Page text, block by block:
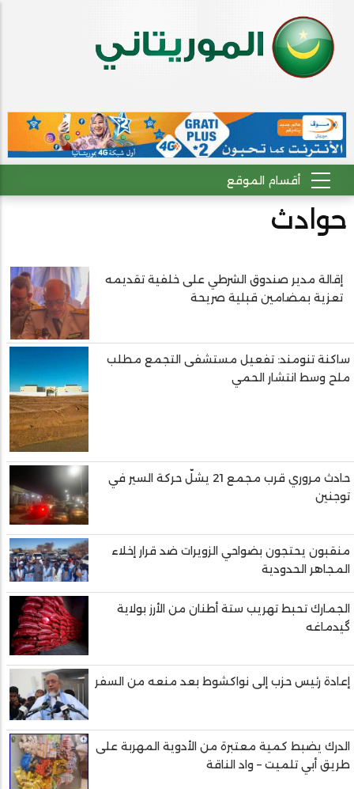
حوادث
إقالة مدير صندوق الشرطي على خلفية تقديمه
تعزية بمضامين قبلية صريحة
ساكنة تنومند: تفعيل مستشفى التجمع مطلب
ملح وسط انتشار الحمي
حادث مروري قرب مجمع 21 يشلّ حركة السير في
توجنين
منقبون يحتجون بضواحي الزويرات ضد قرار إخلاء
المجاهر الحدودية
الجمارك تحبط تهريب ستة أطنان من الأرز بولاية
گيدماغه
إعادة رئيس حزب إلى نواكشوط بعد منعه من السفر
الدرك يضبط كمية معتبرة من الأدوية المهربة على
طريق أبي تلميت – واد الناقة
Pagination